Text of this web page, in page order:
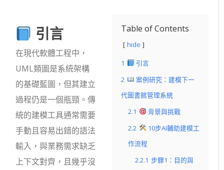
Table of Contents
hide
1
引言
2
案例研究：建模下一
代圖書館管理系統
2.1
背景與挑戰
2.2
10步AI輔助建模工
作流程
2.2.1 步驟1：目的與
引言
在現代軟體工程中，
UML類圖是系統架構
的基礎藍圖，但其建立
過程仍是一個瓶頸。傳
統的建模工具通常需要
手動且容易出錯的語法
輸入，與業務需求缺乏
上下文對齊，且幾乎沒